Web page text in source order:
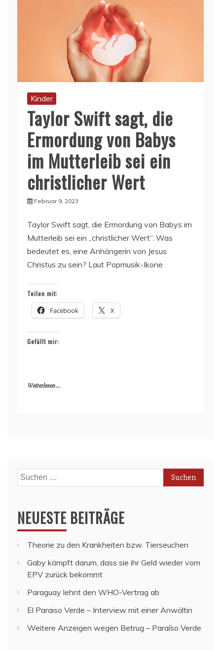
Kinder
Taylor Swift sagt, die
Ermordung von Babys
im Mutterleib sei ein
christlicher Wert
Februar 9, 2023
Taylor Swift sagt, die Ermordung von Babys im
Mutterleib sei ein „christlicher Wert“. Was
bedeutet es, eine Anhängerin von Jesus
Christus zu sein? Laut Popmusik-Ikone
Teilen mit:
Facebook X
Gefällt mir:
Weiterlesen ...
Suchen
nach:
NEUESTE BEITRÄGE
Theorie zu den Krankheiten bzw. Tierseuchen
Gaby kämpft darum, dass sie ihr Geld wieder vom
EPV zurück bekommt
Paraguay lehnt den WHO-Vertrag ab
El Paraiso Verde – Interview mit einer Anwältin
Weitere Anzeigen wegen Betrug – Paraíso Verde